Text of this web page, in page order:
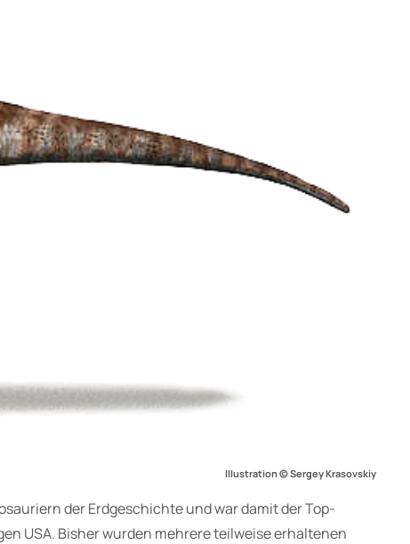
Illustration © Sergey Krasovskiy
der Erdgeschichte und war damit der Top-
USA. Bisher wurden mehrere teilweise erhaltenen